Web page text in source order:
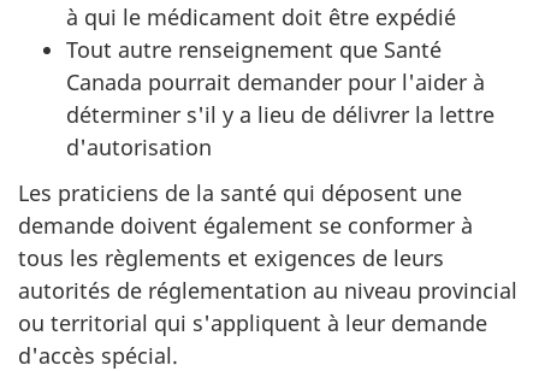
à qui le médicament doit être expédié
Tout autre renseignement que Santé
Canada pourrait demander pour l'aider à
déterminer s'il y a lieu de délivrer la lettre
d'autorisation
Les praticiens de la santé qui déposent une
demande doivent également se conformer à
tous les règlements et exigences de leurs
autorités de réglementation au niveau provincial
ou territorial qui s'appliquent à leur demande
d'accès spécial.